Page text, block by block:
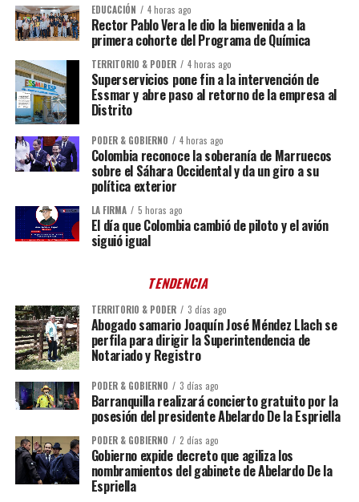
EDUCACIÓN 4 horas ago
Rector Pablo Vera le dio la bienvenida a la
primera cohorte del Programa de Química
TERRITORIO & PODER 4 horas ago
Superservicios pone fin a la intervención de
Essmar y abre paso al retorno de la empresa al
Distrito
PODER & GOBIERNO 4 horas ago
Colombia reconoce la soberanía de Marruecos
sobre el Sáhara Occidental y da un giro a su
política exterior
LA FIRMA 5 horas ago
El día que Colombia cambió de piloto y el avión
siguió igual
TENDENCIA
TERRITORIO & PODER 3 días ago
Abogado samario Joaquín José Méndez Llach se
perfila para dirigir la Superintendencia de
Notariado y Registro
PODER & GOBIERNO 3 días ago
Barranquilla realizará concierto gratuito por la
posesión del presidente Abelardo De la Espriella
PODER & GOBIERNO 2 días ago
Gobierno expide decreto que agiliza los
nombramientos del gabinete de Abelardo De la
Espriella